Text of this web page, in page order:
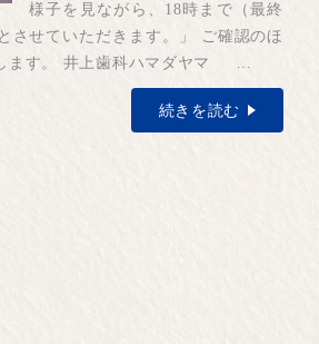
様子を見ながら、18時まで（最終
させていただきます。」 ご確認のほ
ます。 井上歯科ハマダヤマ ...
続きを読む